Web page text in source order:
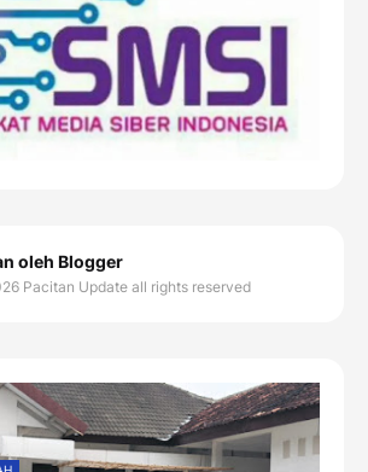
oleh Blogger
Pacitan Update all rights reserved